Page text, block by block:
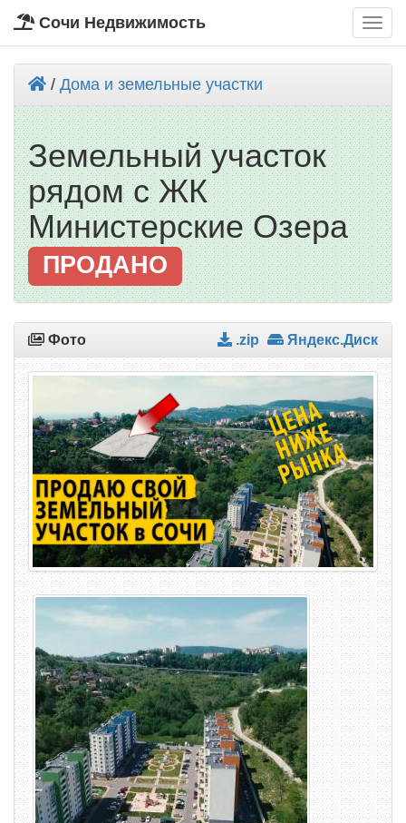
Сочи Недвижимость
/Дома и земельные участки
Земельный участок
рядом с ЖК
Министерские Озера
ПРОДАНО
Фото .zip Яндекс.Диск